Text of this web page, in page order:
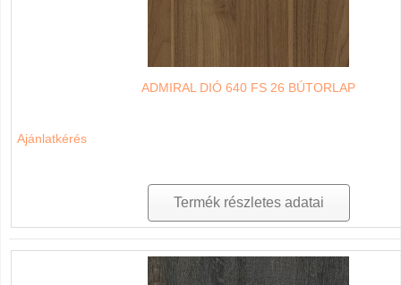
ADMIRAL DIÓ 640 FS 26 BÚTORLAP
Ajánlatkérés
Termék részletes adatai